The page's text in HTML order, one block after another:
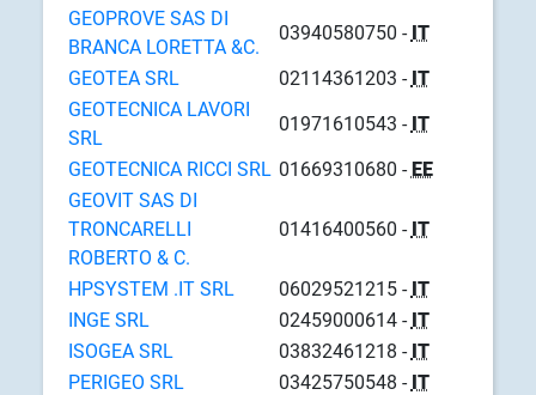
GEOPROVE SAS DI
BRANCA LORETTA &C.
03940580750 - IT
GEOTEA SRL
02114361203 - IT
GEOTECNICA LAVORI
SRL
01971610543 - IT
GEOTECNICA RICCI SRL 01669310680 - EE
GEOVIT SAS DI
TRONCARELLI
ROBERTO & C.
01416400560 - IT
HPSYSTEM .IT SRL 06029521215 - IT
INGE SRL
02459000614 - IT
ISOGEA SRL
03832461218 - IT
PERIGEO SRL
03425750548 - IT